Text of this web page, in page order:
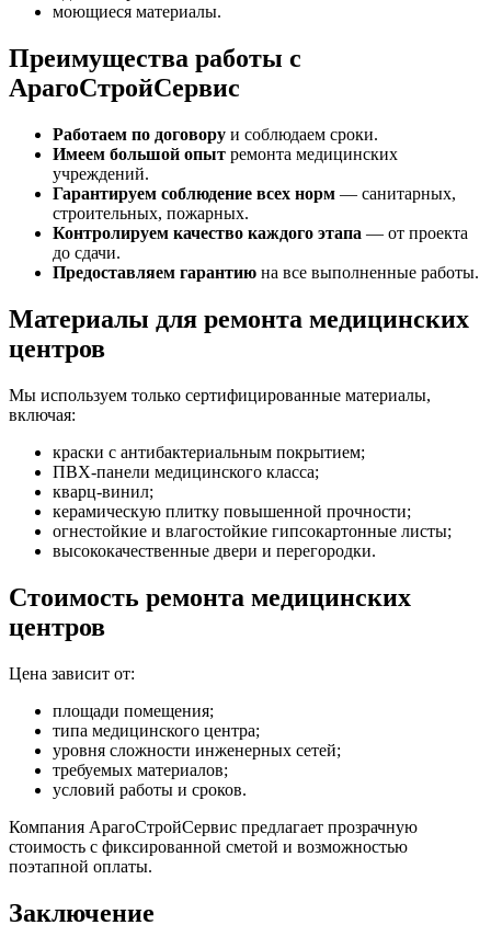
моющиеся материалы.
Преимущества работы с
АрагоСтройСервис
Работаем по договору и соблюдаем сроки.
Имеем большой опыт ремонта медицинских
учреждений.
Гарантируем соблюдение всех норм — санитарных,
строительных, пожарных.
Контролируем качество каждого этапа — от проекта
до сдачи.
Предоставляем гарантию на все выполненные работы.
Материалы для ремонта медицинских
центров
Мы используем только сертифицированные материалы,
включая:
краски с антибактериальным покрытием;
ПВХ-панели медицинского класса;
кварц-винил;
керамическую плитку повышенной прочности;
огнестойкие и влагостойкие гипсокартонные листы;
высококачественные двери и перегородки.
Стоимость ремонта медицинских
центров
Цена зависит от:
площади помещения;
типа медицинского центра;
уровня сложности инженерных сетей;
требуемых материалов;
условий работы и сроков.
Компания АрагоСтройСервис предлагает прозрачную
стоимость с фиксированной сметой и возможностью
поэтапной оплаты.
Заключение